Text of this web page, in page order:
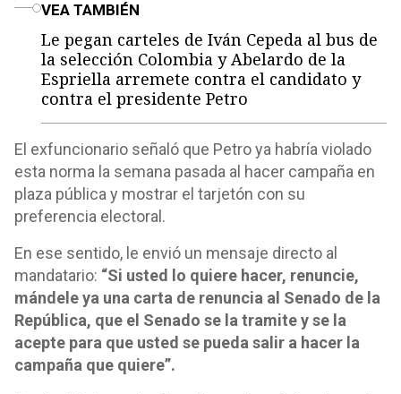
VEA TAMBIÉN
Le pegan carteles de Iván Cepeda al bus de
la selección Colombia y Abelardo de la
Espriella arremete contra el candidato y
contra el presidente Petro
El exfuncionario señaló que Petro ya habría violado
esta norma la semana pasada al hacer campaña en
plaza pública y mostrar el tarjetón con su
preferencia electoral.
En ese sentido, le envió un mensaje directo al
mandatario: “Si usted lo quiere hacer, renuncie,
mándele ya una carta de renuncia al Senado de la
República, que el Senado se la tramite y se la
acepte para que usted se pueda salir a hacer la
campaña que quiere”.